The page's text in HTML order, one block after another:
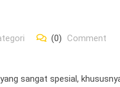
(0) Comment
sangat spesial,